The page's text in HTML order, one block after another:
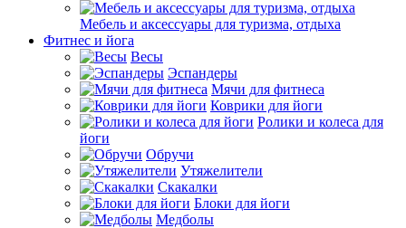
Мебель и аксессуары для туризма, отдыха
Фитнес и йога
Весы
Эспандеры
Мячи для фитнеса
Коврики для йоги
Ролики и колеса для
йоги
Обручи
Утяжелители
Скакалки
Блоки для йоги
Медболы